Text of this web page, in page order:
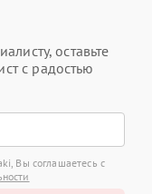
оставьте
с радостью
Вы соглашаетесь с